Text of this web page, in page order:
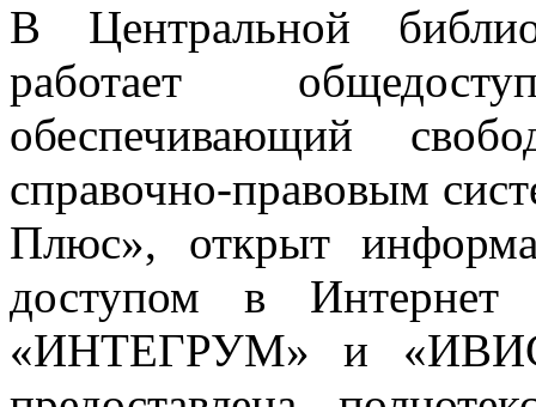
В Центральной
работает
обеспечивающий
справочно-правовым
Плюс», открыт
доступом в
«ИНТЕГРУМ» и